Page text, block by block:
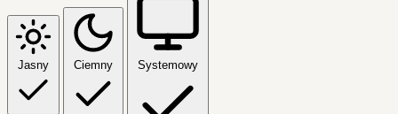
Jasny Ciemny Systemowy